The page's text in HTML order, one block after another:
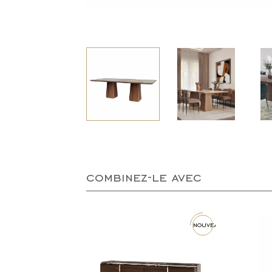
combinez-le avec
nouveau